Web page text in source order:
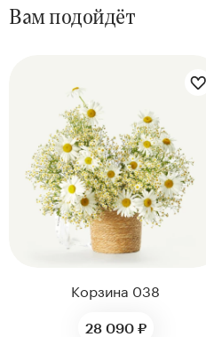
Вам подойдёт
Цветы букета:
Корзина 038
28 090 ₽